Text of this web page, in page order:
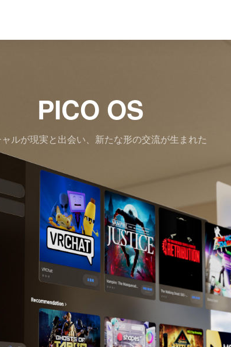
PICO OS
ルが現実と出会い、新たな形の交流が生まれた